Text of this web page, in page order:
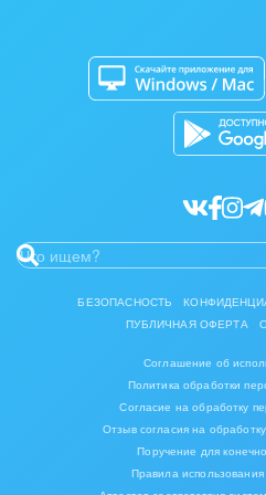
Инвестиционный бизнес
Интерьер, дизайн, декор
Консалтинговые и
Мебель, лес,
Медицина и фармацевтика
Металлургия
Кибербезопасность
Битрикс24 Маркет
Разработчикам приложений
БЕЗОПАСНОСТЬ
ПУБЛИЧНАЯ ОФЕРТА
Соглашение об
Политика обработки
Согласие на обработку
Отзыв согласия на
Поручение для
Правила